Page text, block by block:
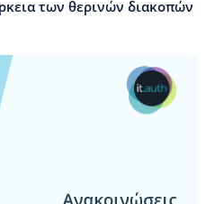
των θερινών διακοπών